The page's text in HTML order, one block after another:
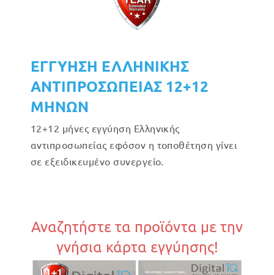
ΕΓΓΥΗΣΗ ΕΛΛΗΝΙΚΗΣ
ΑΝΤΙΠΡΟΣΩΠΕΙΑΣ 12+12
ΜΗΝΩΝ
12+12 μήνες εγγύηση Ελληνικής
αντιπροσωπείας εφόσον η τοποθέτηση γίνει
σε εξειδικευμένο συνεργείο.
Αναζητήστε τα προϊόντα με την
γνήσια κάρτα εγγύησης!